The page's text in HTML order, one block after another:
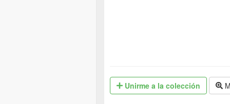
Unirme a la colección